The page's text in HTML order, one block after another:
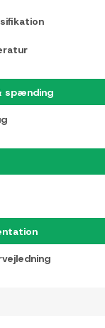
spænding